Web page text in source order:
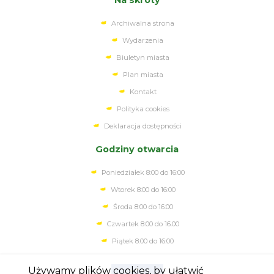
Archiwalna strona
Wydarzenia
Biuletyn miasta
Plan miasta
Kontakt
Polityka cookies
Deklaracja dostępności
Godziny otwarcia
Poniedziałek 8:00 do 16:00
Wtorek 8:00 do 16:00
Środa 8:00 do 16:00
Czwartek 8:00 do 16.00
Piątek 8:00 do 16:00
Używamy plików cookies, by ułatwić